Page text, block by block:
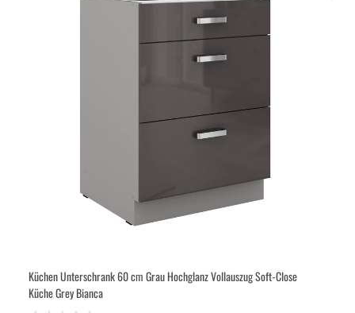
Küchen Unterschrank 60 cm Grau Hochglanz Vollauszug Soft-Close
Küche Grey Bianca